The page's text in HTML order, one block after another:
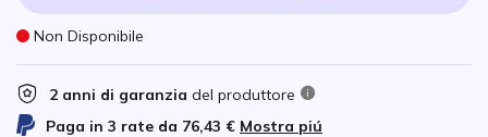
Non Disponibile
2 anni di garanzia del produttore
Paga in 3 rate da 76,43 € Mostra piú